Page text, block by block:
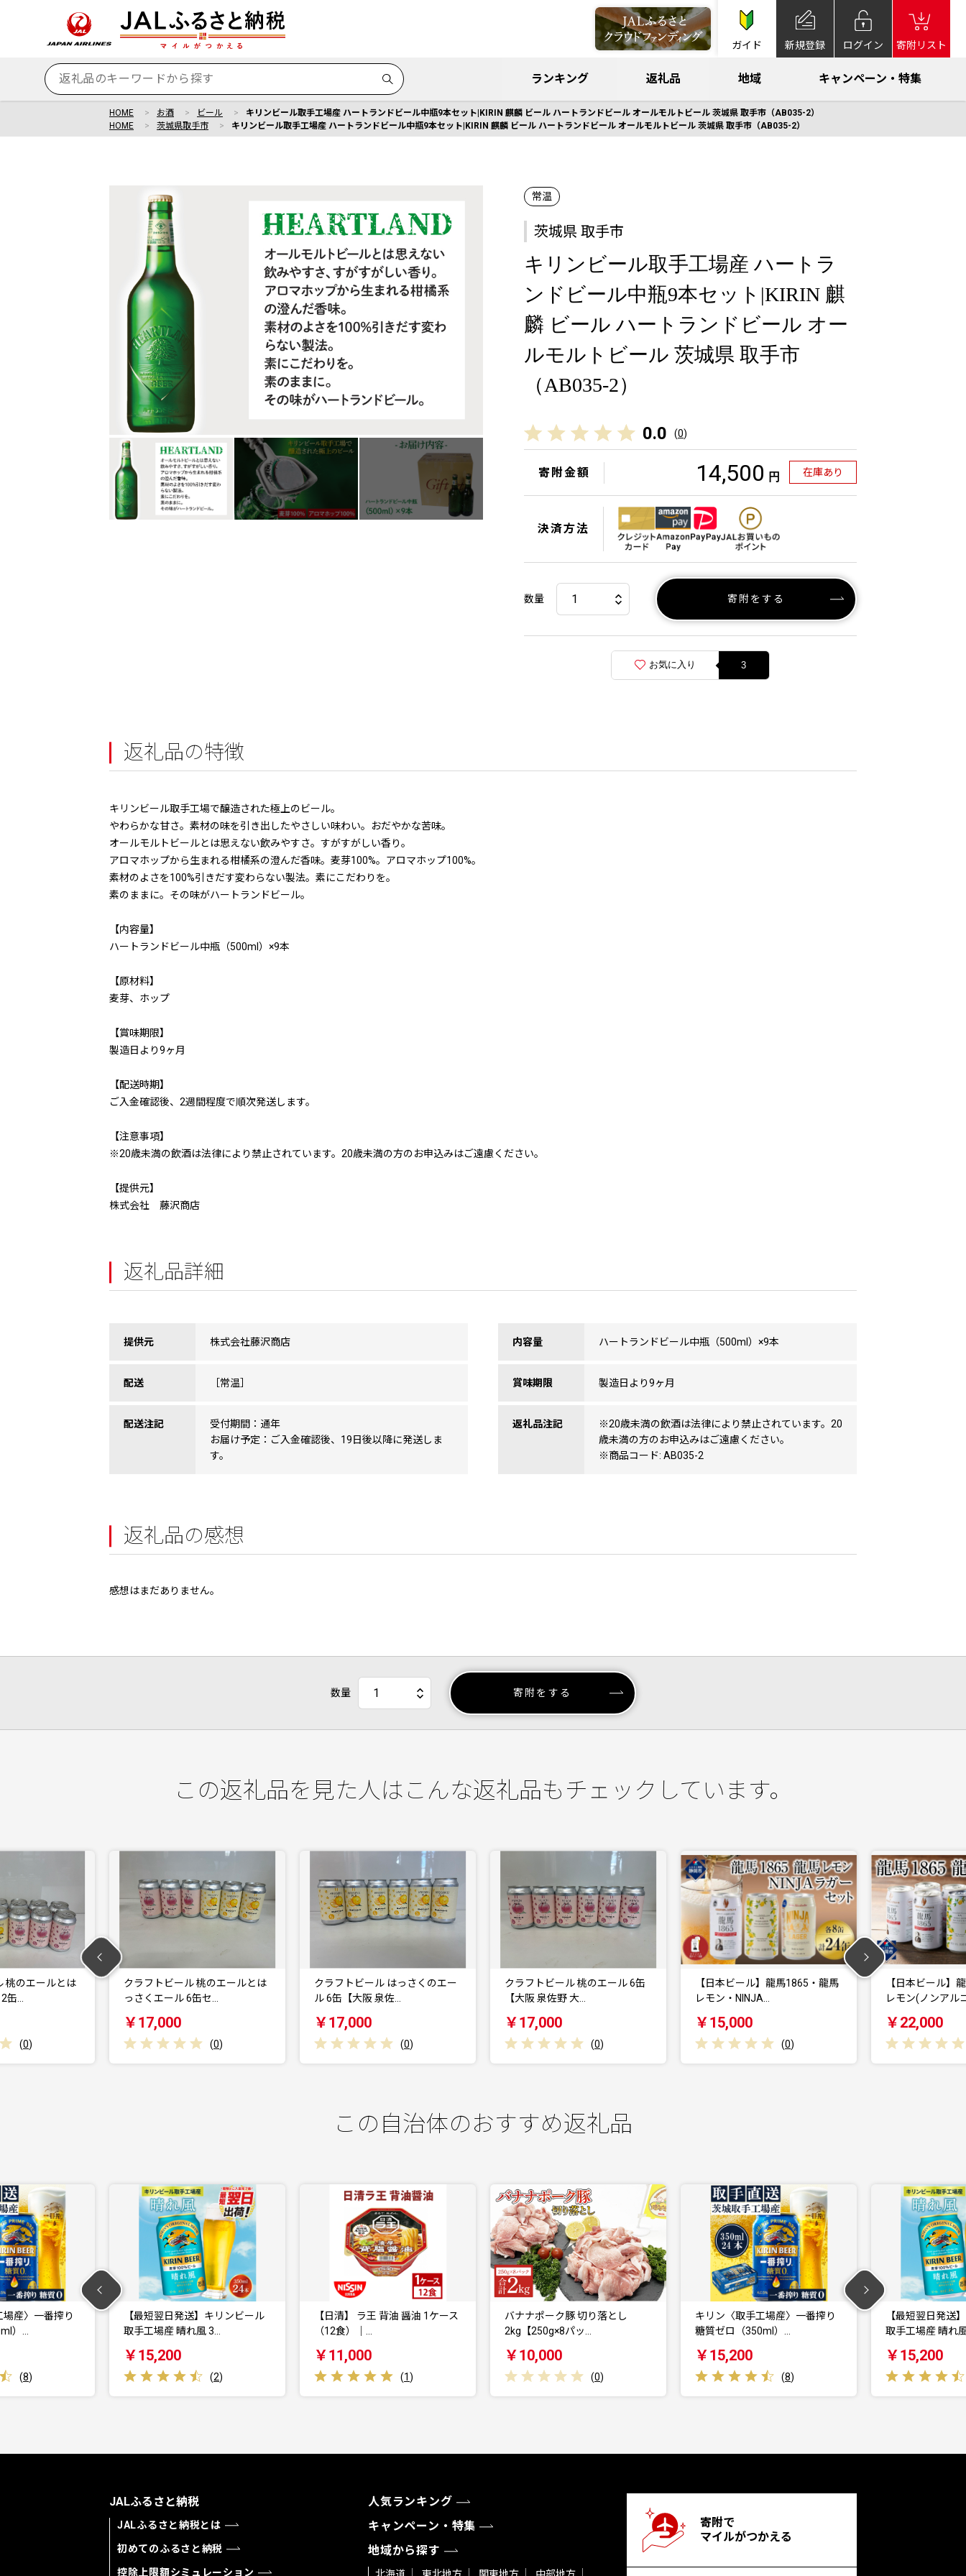
ガイド 新規登録 ログイン 寄附リスト
ランキング 返礼品 地域 キャンペーン・特集
HOME お酒 ビール
キリンビール取手工場産 ハートランドビール中瓶9本セット|KIRIN 麒麟 ビール ハートランドビール オールモルトビール 茨城県 取手市（AB035-2）
HOME
茨城県取手市 キリンビール取手工場産 ハートランドビール中瓶9本セット|KIRIN 麒麟 ビール ハートランドビール オールモルトビール 茨城県 取手市（AB035-2）
常温
茨城県 取手市
キリンビール取手工場産 ハートラ
ンドビール中瓶9本セット|KIRIN 麒
麟 ビール ハートランドビール オー
ルモルトビール 茨城県 取手市
（AB035-2）
0.0 (0)
寄附金額 14,500 円 在庫あり
決済方法
数量 寄附をする
お気に入り 3
返礼品の特徴
キリンビール取手工場で醸造された極上のビール。
やわらかな甘さ。素材の味を引き出したやさしい味わい。おだやかな苦味。
オールモルトビールとは思えない飲みやすさ。すがすがしい香り。
アロマホップから生まれる柑橘系の澄んだ香味。麦芽100%。アロマホップ100%。
素材のよさを100%引きだす変わらない製法。素にこだわりを。
素のままに。その味がハートランドビール。
【内容量】
ハートランドビール中瓶（500ml）×9本
【原材料】
麦芽、ホップ
【賞味期限】
製造日より9ヶ月
【配送時期】
ご入金確認後、2週間程度で順次発送します。
【注意事項】
※20歳未満の飲酒は法律により禁止されています。20歳未満の方のお申込みはご遠慮ください。
【提供元】
株式会社 藤沢商店
返礼品詳細
提供元 株式会社藤沢商店
配送 ［常温］
配送注記
受付期間：通年
お届け予定：ご入金確認後、19日後以降に発送しま
す。
内容量 ハートランドビール中瓶（500ml）×9本
賞味期限 製造日より9ヶ月
返礼品注記
※20歳未満の飲酒は法律により禁止されています。20
歳未満の方のお申込みはご遠慮ください。
※商品コード: AB035-2
返礼品の感想
感想はまだありません。
数量 寄附をする
この返礼品を見た人はこんな返礼品もチェックしています。
桃のエールとは
6缶セ…
(
クラフトビール はっさくのエー
ル 6缶【大阪 泉佐…
￥17,000
(
クラフトビール 桃のエール 6缶
【大阪 泉佐野 大…
￥17,000
(
【日本ビール】龍馬1865・龍馬
レモン・NINJA…
￥15,000
(
【日本ビール】龍馬1865・龍馬
レモン(ノンアルコ…
￥22,000
(
【日本ビール
レモン(ノンア
￥15,000
この自治体のおすすめ返礼品
送】キリンビール
れ風 3…
【日清】 ラ王 背油 醤油 1ケース
（12食）｜…
￥11,000
バナナポーク豚 切り落とし
2kg【250g×8パッ…
￥10,000
キリン〈取手工場産〉一番搾り
糖質ゼロ（350ml）…
￥15,200
【最短翌日発送】キリンビール
取手工場産 晴れ風 3…
￥15,200
【日清】 ラ
（12食）｜…
￥11,000
JALふるさと納税
JALふるさと納税とは
初めてのふるさと納税
控除上限額シミュレーション
人気ランキング
キャンペーン・特集
地域から探す
寄附で
マイルがつかえる